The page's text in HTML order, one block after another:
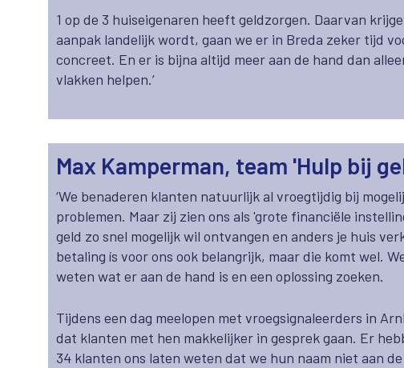
1 op de 3 huiseigenaren heeft geldzorgen. Daarvan
aanpak landelijk wordt, gaan we er in Breda zeker tijd
concreet. En er is bijna altijd meer aan de hand dan
vlakken helpen.’
Max Kamperman, team 'Hulp bij
‘We benaderen klanten natuurlijk al vroegtijdig bij
problemen. Maar zij zien ons als 'grote financiële
geld zo snel mogelijk wil ontvangen en anders je huis
betaling ís voor ons ook belangrijk, maar die komt wel.
weten wat er aan de hand is en een oplossing zoeken.
Tijdens een dag meelopen met vroegsignaleerders in
dat klanten met hen makkelijker in gesprek gaan. Er
34 klanten ons laten weten dat we hun naam niet aan